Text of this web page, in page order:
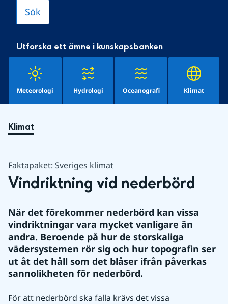
Utforska ett ämne i kunskapsbanken
Meteorologi Hydrologi Oceanografi Klimat
Klimat
Faktapaket: Sveriges klimat
Vindriktning vid nederbörd
När det förekommer nederbörd kan vissa
vindriktningar vara mycket vanligare än
andra. Beroende på hur de storskaliga
vädersystemen rör sig och hur topografin ser
ut åt det håll som det blåser ifrån påverkas
sannolikheten för nederbörd.
För att nederbörd ska falla krävs det vissa